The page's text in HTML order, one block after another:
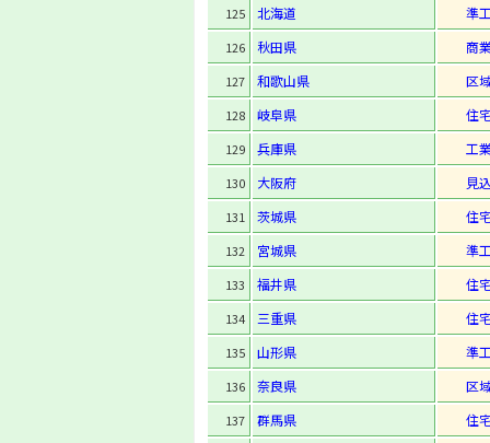
125 北海道 準
126 秋田県 商
127 和歌山県 区
128 岐阜県 住
129 兵庫県 工
130 大阪府 見
131 茨城県 住
132 宮城県 準
133 福井県 住
134 三重県 住
135 山形県 準
136 奈良県 区
137 群馬県 住